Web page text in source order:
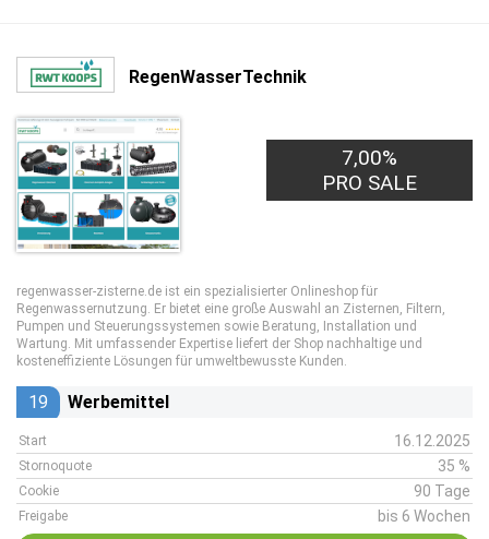
RegenWasserTechnik
7,00%
PRO SALE
regenwasser-zisterne.de ist ein spezialisierter Onlineshop für
Regenwassernutzung. Er bietet eine große Auswahl an Zisternen, Filtern,
Pumpen und Steuerungssystemen sowie Beratung, Installation und
Wartung. Mit umfassender Expertise liefert der Shop nachhaltige und
kosteneffiziente Lösungen für umweltbewusste Kunden.
19 Werbemittel
Start 16.12.2025
Stornoquote 35 %
Cookie 90 Tage
Freigabe bis 6 Wochen